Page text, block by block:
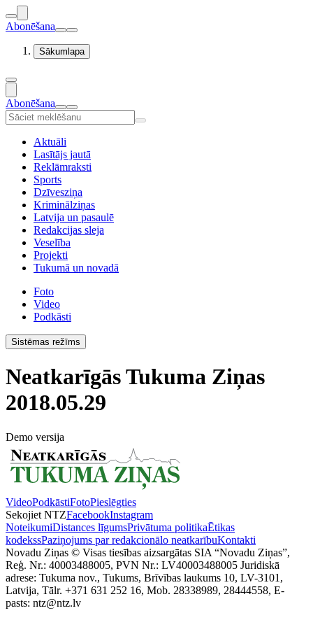
Abonēšana
Sākumlapa
Abonēšana
Aktuāli
Lasītājs jautā
Reklāmraksti
Sports
Dzīvesziņa
Kriminālziņas
Latvija un pasaulē
Redakcijas sleja
Veselība
Projekti
Tukumā un novadā
Foto
Video
Podkāsti
Sistēmas režīms
Neatkarīgās Tukuma Ziņas
2018.05.29
Demo versija
VideoPodkāstiFotoPieslēgties
Sekojiet NTZFacebookInstagram
NoteikumiDistances līgumsPrivātuma politikaĒtikas
kodekssPaziņojums par redakcionālo neatkarībuKontakti
Novadu Ziņas © Visas tiesības aizsargātas SIA “Novadu Ziņas”,
Reģ. Nr.: 40003488005, PVN Nr.: LV40003488005 Juridiskā
adrese: Tukuma nov., Tukums, Brīvības laukums 10, LV-3101,
Latvija, Tālr. +371 631 252 16, Mob. 28338989, 28444558, E-
pasts: ntz@ntz.lv